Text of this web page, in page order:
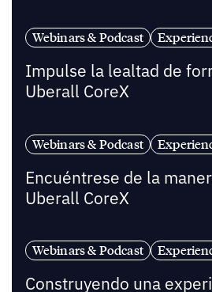
Webinars & Podcast
Impulse la lealtad de
Uberall CoreX
Webinars & Podcast
Encuéntrese de la
Uberall CoreX
Webinars & Podcast
Construyendo una